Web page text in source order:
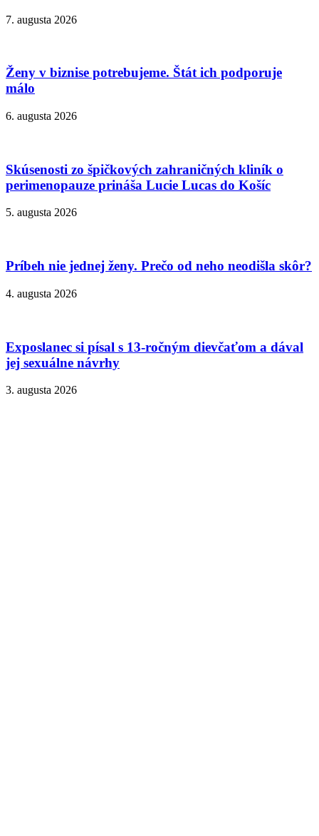
7. augusta 2026
Ženy v biznise potrebujeme. Štát ich podporuje
málo
6. augusta 2026
Skúsenosti zo špičkových zahraničných kliník o
perimenopauze prináša Lucie Lucas do Košíc
5. augusta 2026
Príbeh nie jednej ženy. Prečo od neho neodišla skôr?
4. augusta 2026
Exposlanec si písal s 13-ročným dievčaťom a dával
jej sexuálne návrhy
3. augusta 2026